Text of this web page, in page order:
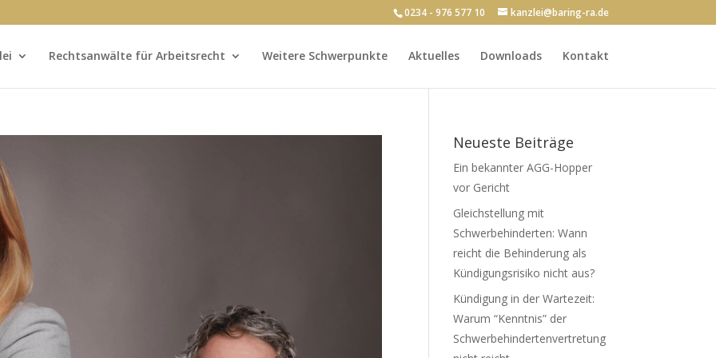
0234 - 976 577 10 kanzlei@baring-ra.de
Rechtsanwälte für Arbeitsrecht Weitere Schwerpunkte Aktuelles Downloads Kontakt
Neueste Beiträge
Ein bekannter AGG-Hopper
vor Gericht
Gleichstellung mit
Schwerbehinderten: Wann
reicht die Behinderung als
Kündigungsrisiko nicht aus?
Kündigung in der Wartezeit:
Warum “Kenntnis” der
Schwerbehindertenvertretung